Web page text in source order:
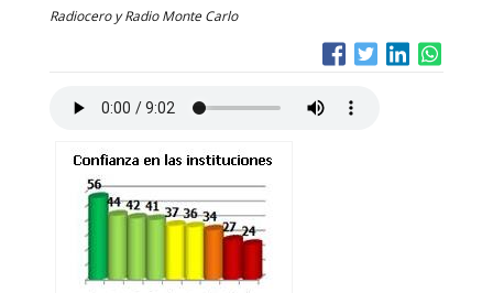
Radiocero y Radio Monte Carlo